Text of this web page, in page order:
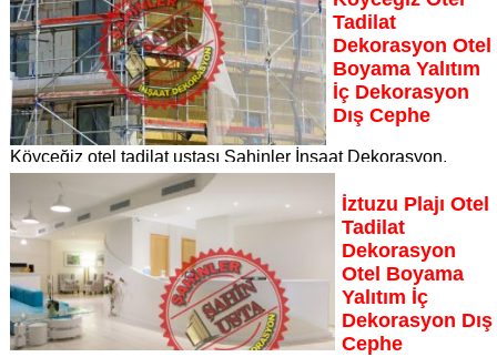
Sayfaya Git
Tadilat
Dekorasyon Otel
Boyama Yalıtım
İç Dekorasyon
Dış Cephe
Köyceğiz otel tadilat ustası Şahinler İnşaat Dekorasyon,
otelinizin her köşesini yenileyerek misafirlerinize unutulmaz
bir konaklama deneyimi sunuyor Köyceğiz otel tadilat
dekorasyon otel boyama yalıtım iç dekorasyon dış cephe
Sayfaya Git
İztuzu Plajı Otel
Tadilat
Dekorasyon
Otel Boyama
Yalıtım İç
Dekorasyon Dış
Cephe